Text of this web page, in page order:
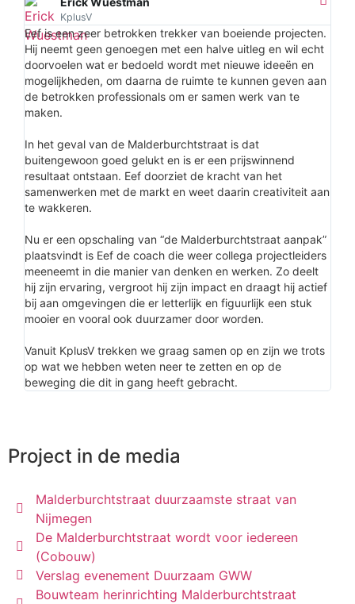
KplusV
Eef is een zeer betrokken trekker van boeiende projecten.
Hij neemt geen genoegen met een halve uitleg en wil echt
doorvoelen wat er bedoeld wordt met nieuwe ideeën en
mogelijkheden, om daarna de ruimte te kunnen geven aan
de betrokken professionals om er samen werk van te
maken.
In het geval van de Malderburchtstraat is dat
buitengewoon goed gelukt en is er een prijswinnend
resultaat ontstaan. Eef doorziet de kracht van het
samenwerken met de markt en weet daarin creativiteit aan
te wakkeren.
Nu er een opschaling van “de Malderburchtstraat aanpak”
plaatsvindt is Eef de coach die weer collega projectleiders
meeneemt in die manier van denken en werken. Zo deelt
hij zijn ervaring, vergroot hij zijn impact en draagt hij actief
bij aan omgevingen die er letterlijk en figuurlijk een stuk
mooier en vooral ook duurzamer door worden.
Vanuit KplusV trekken we graag samen op en zijn we trots
op wat we hebben weten neer te zetten en op de
beweging die dit in gang heeft gebracht.
Project in de media
Malderburchtstraat duurzaamste straat van
Nijmegen
De Malderburchtstraat wordt voor iedereen
(Cobouw)
Verslag evenement Duurzaam GWW
Bouwteam herinrichting Malderburchtstraat